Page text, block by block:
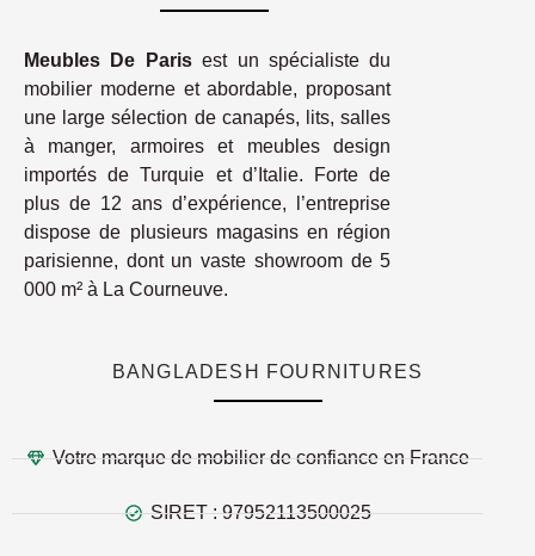
Meubles De Parisest un spécialiste du
mobilier moderne et abordable, proposant
une large sélection de canapés, lits, salles
à manger, armoires et meubles design
importés de Turquie et d’Italie. Forte de
plus de 12 ans d’expérience, l’entreprise
dispose de plusieurs magasins en région
parisienne, dont un vaste showroom de 5
000 m² à La Courneuve.
BANGLADESH FOURNITURES
Votre marque de mobilier de confiance en France
SIRET : 97952113500025